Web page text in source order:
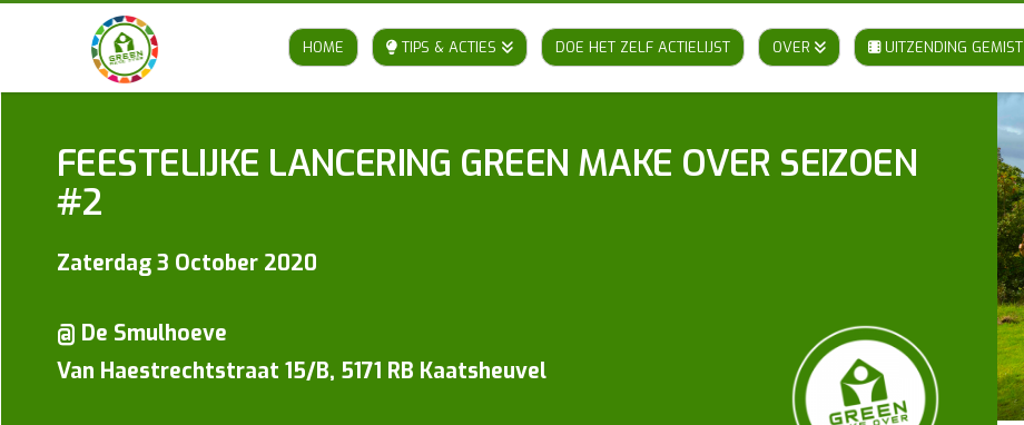
HOME TIPS & ACTIES DOE HET ZELF ACTIELIJST OVER UITZENDING GEMIST
FEESTELIJKE LANCERING GREEN MAKE OVER SEIZOEN
#2
Zaterdag 3 October 2020
@ De Smulhoeve
Van Haestrechtstraat 15/B, 5171 RB Kaatsheuvel